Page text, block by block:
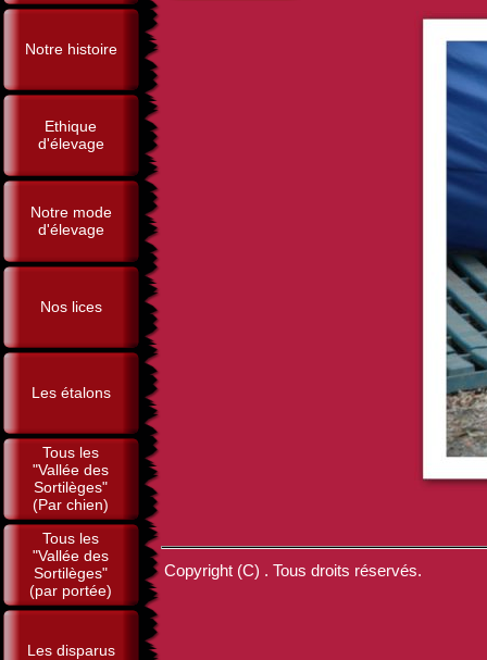
Notre histoire
Ethique
d'élevage
Notre mode
d'élevage
Nos lices
Les étalons
Tous les
"Vallée des
Sortilèges"
(Par chien)
Tous les
"Vallée des
Sortilèges"
(par portée)
Les disparus
Copyright (C) . Tous droits réservés.